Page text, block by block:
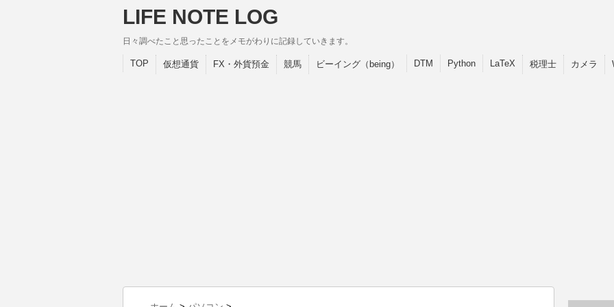
LIFE NOTE LOG
日々調べたこと思ったことをメモがわりに記録していきます。
TOP 仮想通貨 FX・外貨預金 競馬 ビーイング（being） DTM Python LaTeX 税理士 カメラ